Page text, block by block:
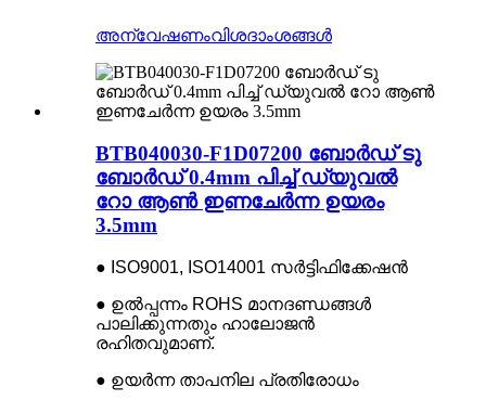
അന്വേഷണംവിശദാംശങ്ങൾ
BTB040030-F1D07200 ബോർഡ് ടു
ബോർഡ് 0.4mm പിച്ച് ഡ്യുവൽ
റോ ആൺ ഇണചേർന്ന ഉയരം
3.5mm
● ISO9001, ISO14001 സർട്ടിഫിക്കേഷൻ
● ഉൽപ്പന്നം ROHS മാനദണ്ഡങ്ങൾ
പാലിക്കുന്നതും ഹാലോജൻ
രഹിതവുമാണ്.
● ഉയർന്ന താപനില പ്രതിരോധം